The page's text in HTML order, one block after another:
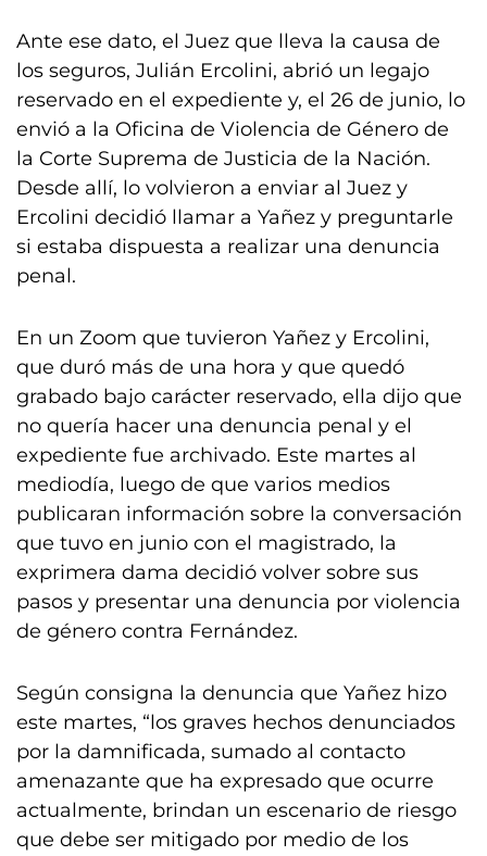
Ante ese dato, el Juez que lleva la causa de
los seguros, Julián Ercolini, abrió un legajo
reservado en el expediente y, el 26 de junio, lo
envió a la Oficina de Violencia de Género de
la Corte Suprema de Justicia de la Nación.
Desde allí, lo volvieron a enviar al Juez y
Ercolini decidió llamar a Yañez y preguntarle
si estaba dispuesta a realizar una denuncia
penal.
En un Zoom que tuvieron Yañez y Ercolini,
que duró más de una hora y que quedó
grabado bajo carácter reservado, ella dijo que
no quería hacer una denuncia penal y el
expediente fue archivado. Este martes al
mediodía, luego de que varios medios
publicaran información sobre la conversación
que tuvo en junio con el magistrado, la
exprimera dama decidió volver sobre sus
pasos y presentar una denuncia por violencia
de género contra Fernández.
Según consigna la denuncia que Yañez hizo
este martes, “los graves hechos denunciados
por la damnificada, sumado al contacto
amenazante que ha expresado que ocurre
actualmente, brindan un escenario de riesgo
que debe ser mitigado por medio de los